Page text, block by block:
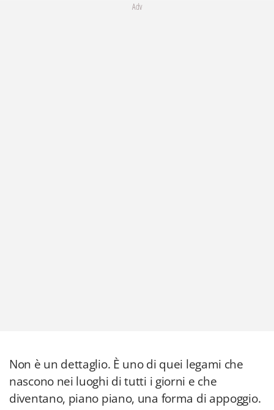
Adv
Non è un dettaglio. È uno di quei legami che
nascono nei luoghi di tutti i giorni e che
diventano, piano piano, una forma di appoggio.